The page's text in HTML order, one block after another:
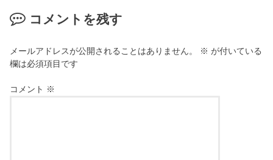
コメントを残す
メールアドレスが公開されることはありません。 ※ が付いている
欄は必須項目です
コメント ※